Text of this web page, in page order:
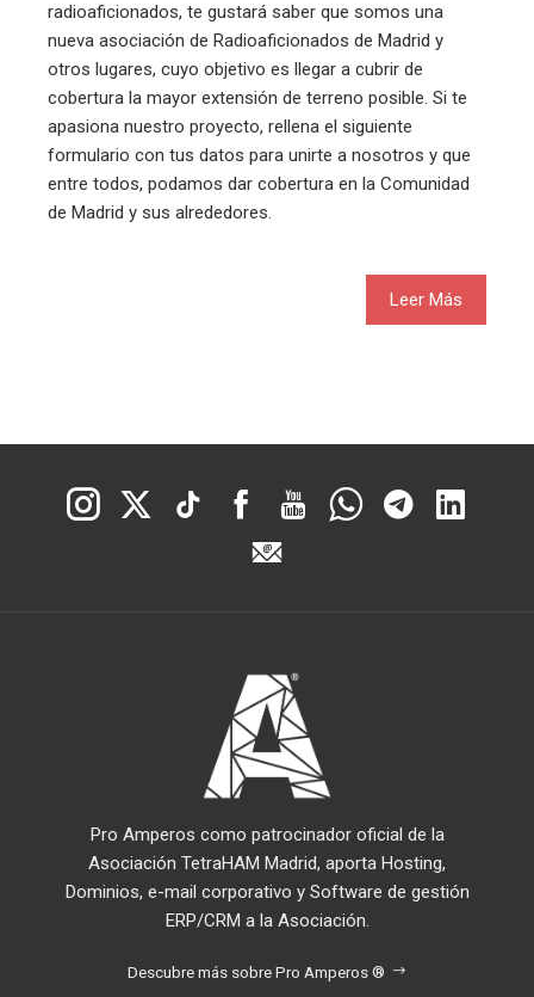
radioaficionados, te gustará saber que somos una
nueva asociación de Radioaficionados de Madrid y
otros lugares, cuyo objetivo es llegar a cubrir de
cobertura la mayor extensión de terreno posible. Si te
apasiona nuestro proyecto, rellena el siguiente
formulario con tus datos para unirte a nosotros y que
entre todos, podamos dar cobertura en la Comunidad
de Madrid y sus alrededores.
Leer Más
Pro Amperos como patrocinador oficial de la
Asociación TetraHAM Madrid, aporta Hosting,
Dominios, e-mail corporativo y Software de gestión
ERP/CRM a la Asociación.
Descubre más sobre Pro Amperos ®